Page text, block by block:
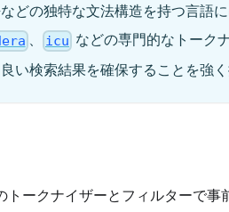
どの独特な文法構造を持つ言語
、 icu などの専門的なトーク
検索結果を確保することを強く
ークナイザーとフィルターで